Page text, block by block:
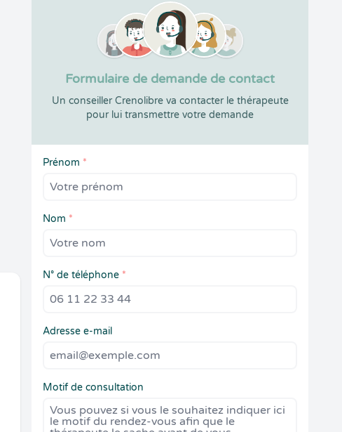
Formulaire de demande de contact
Un conseiller Crenolibre va contacter le thérapeute
pour lui transmettre votre demande
Prénom *
Nom *
N° de téléphone *
Adresse e-mail
Motif de consultation